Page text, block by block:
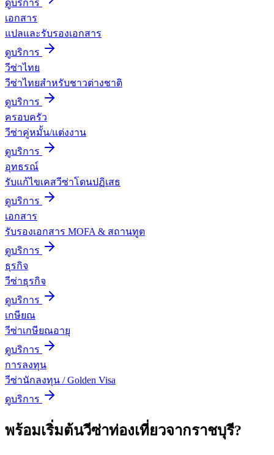
ดูบริการ
เอกสาร
แปลและรับรองเอกสาร
ดูบริการ
วีซ่าไทย
วีซ่าไทยสำหรับชาวต่างชาติ
ดูบริการ
ครอบครัว
วีซ่าคู่หมั้น/แต่งงาน
ดูบริการ
อุทธรณ์
รับแก้ไขเคสวีซ่าโดนปฏิเสธ
ดูบริการ
เอกสาร
รับรองเอกสาร MOFA & สถานทูต
ดูบริการ
ธุรกิจ
วีซ่าธุรกิจ
ดูบริการ
เกษียณ
วีซ่าเกษียณอายุ
ดูบริการ
การลงทุน
วีซ่านักลงทุน / Golden Visa
ดูบริการ
พร้อมเริ่มต้นวีซ่าท่องเที่ยวจากราชบุรี?